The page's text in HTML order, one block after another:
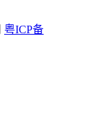
粤ICP备